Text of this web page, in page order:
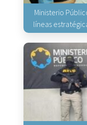
Ministerio
líneas